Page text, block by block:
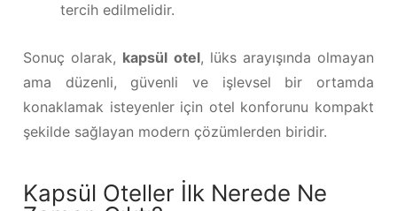
tercih edilmelidir.
Sonuç olarak, kapsül otel, lüks arayışında olmayan
ama düzenli, güvenli ve işlevsel bir ortamda
konaklamak isteyenler için otel konforunu kompakt
şekilde sağlayan modern çözümlerden biridir.
Kapsül Oteller İlk Nerede Ne